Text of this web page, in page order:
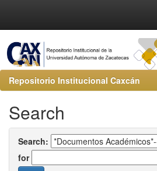
Repositorio Institucional Caxcán
Search
Search:
for